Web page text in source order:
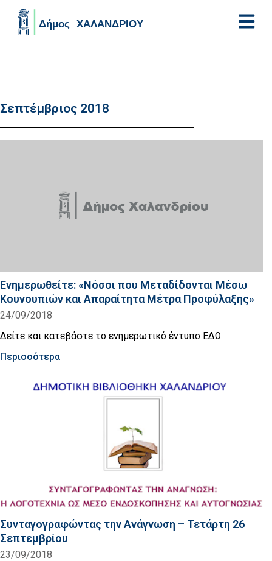
Σεπτέμβριος 2018
Ενημερωθείτε: «Νόσοι που Μεταδίδονται Μέσω
Κουνουπιών και Απαραίτητα Μέτρα Προφύλαξης»
24/09/2018
Δείτε και κατεβάστε το ενημερωτικό έντυπο ΕΔΩ
Περισσότερα
Συνταγογραφώντας την Ανάγνωση – Τετάρτη 26
Σεπτεμβρίου
23/09/2018